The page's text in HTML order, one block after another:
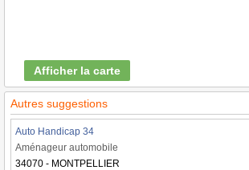
Afficher la carte
Autres suggestions
Auto Handicap 34
Aménageur automobile
34070 - MONTPELLIER